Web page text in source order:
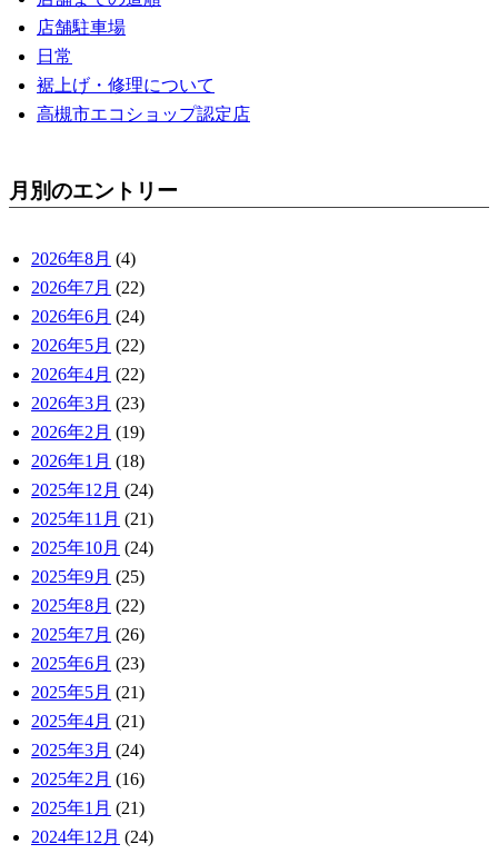
店舗駐車場
日常
裾上げ・修理について
高槻市エコショップ認定店
月別のエントリー
2026年8月 (4)
2026年7月 (22)
2026年6月 (24)
2026年5月 (22)
2026年4月 (22)
2026年3月 (23)
2026年2月 (19)
2026年1月 (18)
2025年12月 (24)
2025年11月 (21)
2025年10月 (24)
2025年9月 (25)
2025年8月 (22)
2025年7月 (26)
2025年6月 (23)
2025年5月 (21)
2025年4月 (21)
2025年3月 (24)
2025年2月 (16)
2025年1月 (21)
2024年12月 (24)